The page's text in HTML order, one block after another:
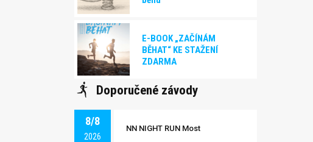
E-BOOK „ZAČÍNÁM
BĚHAT“ KE STAŽENÍ
ZDARMA
Doporučené závody
8/8
2026
NN NIGHT RUN Most